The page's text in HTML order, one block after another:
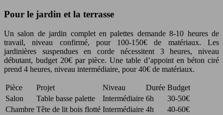
Pour le jardin et la terrasse
Un salon de jardin complet en palettes demande 8-10 heures de
travail, niveau confirmé, pour 100-150€ de matériaux. Les
jardinières suspendues en corde nécessitent 3 heures, niveau
débutant, budget 20€ par pièce. Une table d’appoint en béton ciré
prend 4 heures, niveau intermédiaire, pour 40€ de matériaux.
Pièce Projet Niveau Durée Budget
Salon
Table basse palette Intermédiaire 6h
30-50€
Chambre Tête de lit bois flotté Intermédiaire 4h
40-60€